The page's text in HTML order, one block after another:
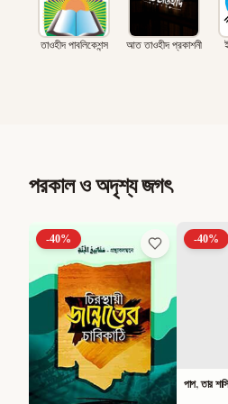
তাওহীদ পাবলিকেশন্স আত তাওহীদ প্রকাশনী
পরকাল ও অদৃশ্য জগৎ
-40% -40%
পাপ, তার